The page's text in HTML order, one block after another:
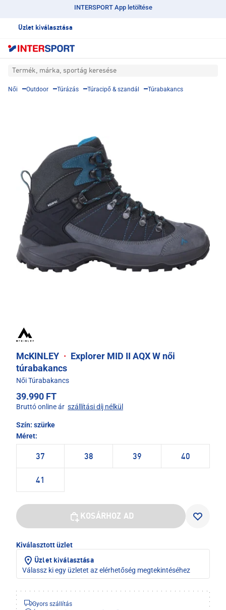
INTERSPORT App letöltése
Üzlet kiválasztása
Termék, márka, sportág keresése
Női Outdoor Túrázás Túracipő & szandál Túrabakancs
McKINLEY · Explorer MID II AQX W női
túrabakancs
Női Túrabakancs
39.990 FT
Bruttó online ár szállítási díj nélkül
Szín: szürke
Méret:
37 38 39 40
41
KOSÁRHOZ AD
Kiválasztott üzlet
Üzlet kiválasztása
Válassz ki egy üzletet az elérhetőség megtekintéséhez
Gyors szállítás